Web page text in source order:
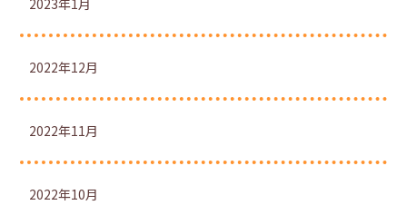
2023年1月
2022年12月
2022年11月
2022年10月